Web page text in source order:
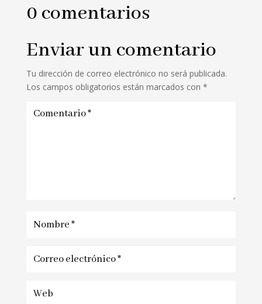
0 comentarios
Enviar un comentario
Tu dirección de correo electrónico no será publicada.
Los campos obligatorios están marcados con *